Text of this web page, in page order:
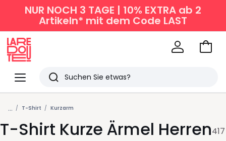
NUR NOCH 3 TAGE | 10% EXTRA ab 2
Artikeln* mit dem Code LAST
Menü
Redoute
Suchen
Zuletzt
angesehen
Artikel
Zum
... T-Shirt Kurzarm
T-Shirt Kurze Ärmel Herren417